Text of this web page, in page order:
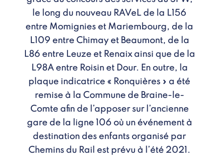
le long du nouveau RAVeL de la L156
entre Momignies et Mariembourg, de la
L109 entre Chimay et Beaumont, de la
L86 entre Leuze et Renaix ainsi que de la
L98A entre Roisin et Dour. En outre, la
plaque indicatrice « Ronquières » a été
remise à la Commune de Braine-le-
Comte afin de l’apposer sur l’ancienne
gare de la ligne 106 où un événement à
destination des enfants organisé par
Chemins du Rail est prévu à l’été 2021.